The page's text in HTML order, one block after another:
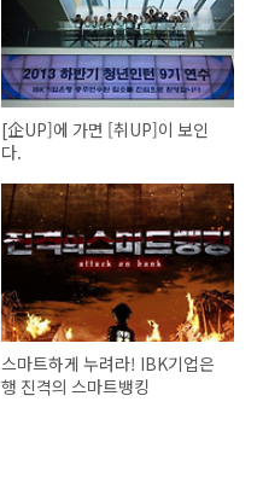
[企UP]에 가면 [취UP]이 보인
다.
스마트하게 누려라! IBK기업은
행 진격의 스마트뱅킹